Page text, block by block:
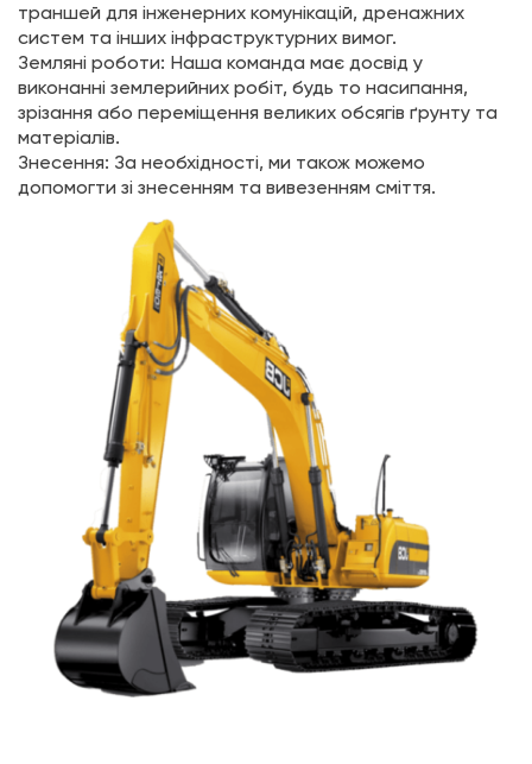
траншей для інженерних комунікацій, дренажних
систем та інших інфраструктурних вимог.
Земляні роботи: Наша команда має досвід у
виконанні землерийних робіт, будь то насипання,
зрізання або переміщення великих обсягів ґрунту та
матеріалів.
Знесення: За необхідності, ми також можемо
допомогти зі знесенням та вивезенням сміття.